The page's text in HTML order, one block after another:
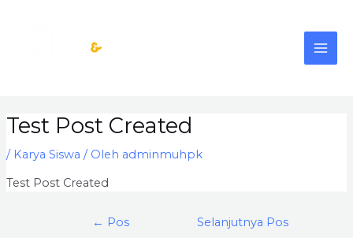
Test Post Created
/ Karya Siswa / Oleh adminmuhpk
Test Post Created
navigation
← Pos
Selanjutnya Pos